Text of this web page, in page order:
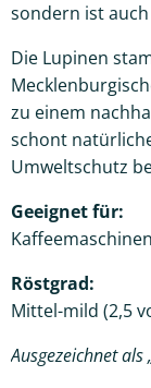
sondern ist
Die Lupinen
zu einem
schont
Umweltschutz
Geeignet für:
Röstgrad:
Mittel-mild (2,5
Ausgezeichnet